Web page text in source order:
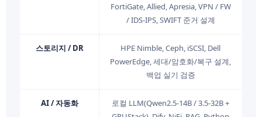
FortiGate, Allied, Apresia, VPN / FW
/ IDS-IPS, SWIFT 준거 설계
스토리지 / DR
HPE Nimble, Ceph, iSCSI, Dell
PowerEdge, 세대/암호화/복구 설계,
백업 실기 검증
AI / 자동화
로컬 LLM(Qwen2.5-14B / 3.5-32B +